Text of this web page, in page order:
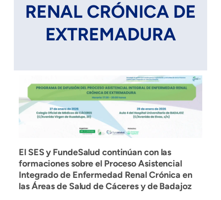
RENAL CRÓNICA DE
EXTREMADURA
El SES y FundeSalud continúan con las
formaciones sobre el Proceso Asistencial
Integrado de Enfermedad Renal Crónica en
las Áreas de Salud de Cáceres y de Badajoz